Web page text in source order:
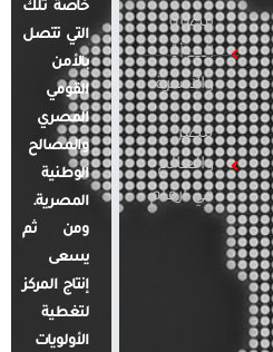
قضايا
المرأة
والأسرة
مصر
والعالم
في أرقام
خاصة تلك
التي تتصل
بالأمن
القومي
المصري
والمصالح
الوطنية
المصرية.
ومن ثم
يسعى
إنتاج المركز
لتغطية
الأولويات